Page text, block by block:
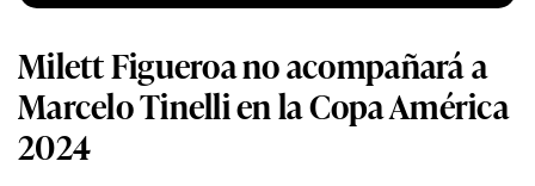
Milett Figueroa no acompañará a
Marcelo Tinelli en la Copa América
2024